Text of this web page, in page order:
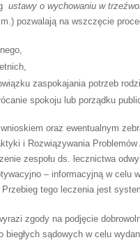
ustawy o wychowaniu w
pozwalają na wszczęcie
zaspokajania potrzeb
spokoju lub porządku
oraz ewentualnym
i Rozwiązywania
zespołu ds. lecznictwa
– informacyjną w celu
tego leczenia jest
zgody na podjęcie
biegłych sądowych w celu